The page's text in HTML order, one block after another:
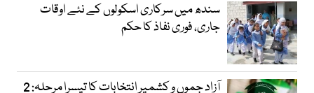
سندھ میں سرکاری اسکولوں کے نئے اوقات
جاری، فوری نفاذ کا حکم
آزاد جموں و کشمیر انتخابات کا تیسرا مرحلہ: 2